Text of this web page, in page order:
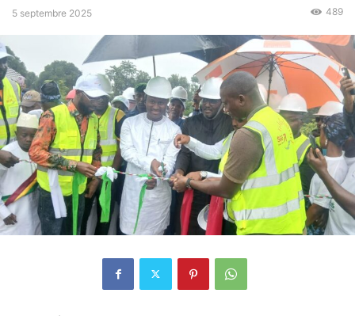
5 septembre 2025 489